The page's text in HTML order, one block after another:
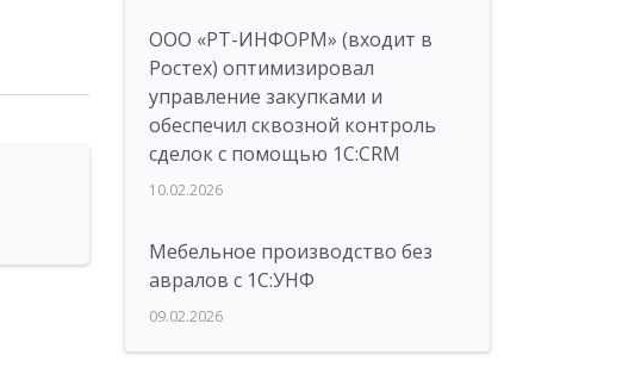
ООО «РТ-ИНФОРМ» (входит в
Ростех) оптимизировал
управление закупками и
обеспечил сквозной контроль
сделок с помощью 1С:CRM
10.02.2026
Мебельное производство без
авралов с 1С:УНФ
09.02.2026